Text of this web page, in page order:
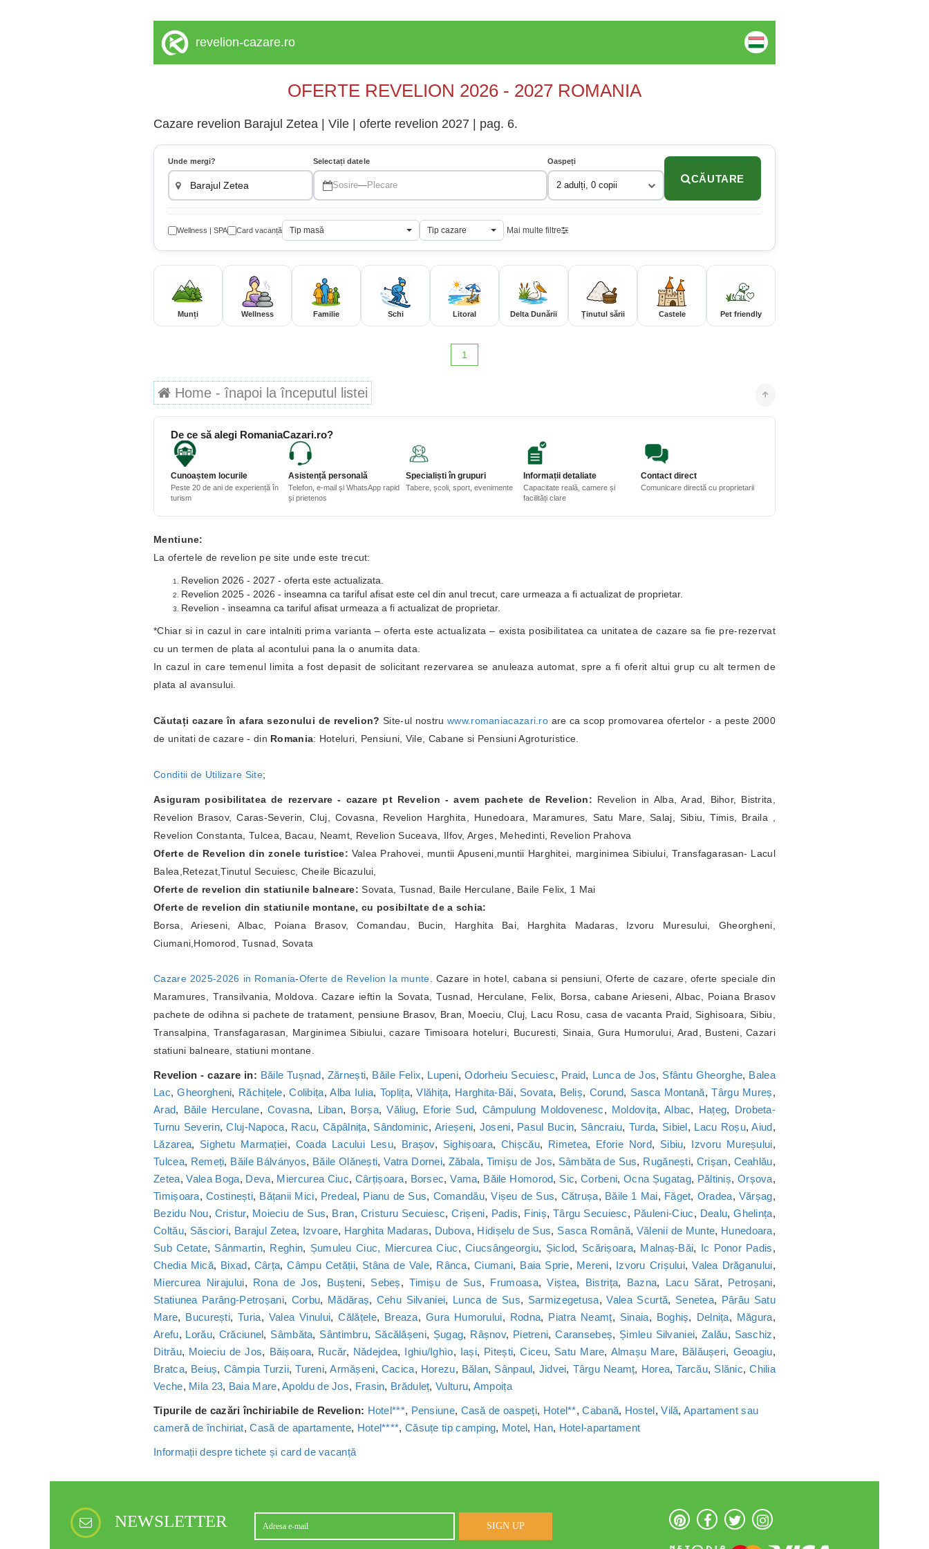
revelion-cazare.ro
OFERTE REVELION 2026 - 2027 ROMANIA
Cazare revelion Barajul Zetea | Vile | oferte revelion 2027 | pag. 6.
Unde mergi? Selectați datele
Sosire—Plecare
Oaspeți
2 adulți, 0 copii
CĂUTARE
Wellness | SPA Card vacanță Tip masă Tip cazare Mai multe filtre
Munți Wellness Familie Schi Litoral Delta Dunării Ținutul sării Castele Pet friendly
1
Home - înapoi la începutul listei
De ce să alegi RomaniaCazari.ro?
Cunoaștem locurile
Peste 20 de ani de experiență în
turism
Asistență personală
Telefon, e-mail și WhatsApp rapid
și prietenos
Specialiști în grupuri
Tabere, școli, sport, evenimente
Informații detaliate
Capacitate reală, camere și
facilități clare
Contact direct
Comunicare directă cu proprietarii
Mentiune:
La ofertele de revelion pe site unde este trecut:
Revelion 2026 - 2027 - oferta este actualizata.
Revelion 2025 - 2026 - inseamna ca tariful afisat este cel din anul trecut, care urmeaza a fi actualizat de proprietar.
Revelion - inseamna ca tariful afisat urmeaza a fi actualizat de proprietar.
*Chiar si in cazul in care intalniti prima varianta – oferta este actualizata – exista posibilitatea ca unitatea de cazare sa fie pre-rezervat
cu un termen de plata al acontului pana la o anumita data.
In cazul in care temenul limita a fost depasit de solicitant rezervarea se anuleaza automat, spre a fi oferit altui grup cu alt termen de
plata al avansului.
Căutați cazare în afara sezonului de revelion?Site-ul nostruwww.romaniacazari.ro are ca scop promovarea ofertelor - a peste 2000
de unitati de cazare - din Romania: Hoteluri, Pensiuni, Vile, Cabane si Pensiuni Agroturistice.
Conditii de Utilizare Site;
Asiguram posibilitatea de rezervare - cazare pt Revelion - avem pachete de Revelion: Revelion in Alba, Arad, Bihor, Bistrita,
Revelion Brasov, Caras-Severin, Cluj, Covasna, Revelion Harghita, Hunedoara, Maramures, Satu Mare, Salaj, Sibiu, Timis, Braila ,
Revelion Constanta, Tulcea, Bacau, Neamt, Revelion Suceava, Ilfov, Arges, Mehedinti, Revelion Prahova
Oferte de Revelion din zonele turistice: Valea Prahovei, muntii Apuseni,muntii Harghitei, marginimea Sibiului, Transfagarasan- Lacul
Balea,Retezat,Tinutul Secuiesc, Cheile Bicazului,
Oferte de revelion din statiunile balneare: Sovata, Tusnad, Baile Herculane, Baile Felix, 1 Mai
Oferte de revelion din statiunile montane, cu posibiltate de a schia:
Borsa, Arieseni, Albac, Poiana Brasov, Comandau, Bucin, Harghita Bai, Harghita Madaras, Izvoru Muresului, Gheorgheni,
Ciumani,Homorod, Tusnad, Sovata
Cazare 2025-2026 in Romania-Oferte de Revelion la munte. Cazare in hotel, cabana si pensiuni, Oferte de cazare, oferte speciale din
Maramures, Transilvania, Moldova. Cazare ieftin la Sovata, Tusnad, Herculane, Felix, Borsa, cabane Arieseni, Albac, Poiana Brasov
pachete de odihna si pachete de tratament, pensiune Brasov, Bran, Moeciu, Cluj, Lacu Rosu, casa de vacanta Praid, Sighisoara, Sibiu,
Transalpina, Transfagarasan, Marginimea Sibiului, cazare Timisoara hoteluri, Bucuresti, Sinaia, Gura Humorului, Arad, Busteni, Cazari
statiuni balneare, statiuni montane.
Revelion - cazare in: Băile Tușnad, Zărnești, Băile Felix, Lupeni,Odorheiu Secuiesc, Praid, Lunca de Jos, Sfântu Gheorghe, Balea
Lac,Gheorgheni, Răchițele,Colibița,Alba Iulia, Toplița,Vlăhița, Harghita-Băi, Sovata, Beliș, Corund, Sasca Montană,Târgu Mureș,
Arad, Băile Herculane,Covasna, Liban, Borșa,Văliug, Eforie Sud, Câmpulung Moldovenesc, Moldovița, Albac, Hațeg, Drobeta-
Turnu Severin,Cluj-Napoca, Racu, Căpâlnița, Sândominic, Arieșeni, Joseni, Pasul Bucin, Sâncraiu, Turda, Sibiel, Lacu Roșu,Aiud,
Lăzarea, Sighetu Marmației, Coada Lacului Lesu, Brașov, Sighișoara, Chișcău, Rimetea, Eforie Nord, Sibiu, Izvoru Mureșului,
Tulcea, Remeți, Băile Bálványos, Băile Olănești,Vatra Dornei, Zăbala, Timișu de Jos, Sâmbăta de Sus, Rugănești, Crișan, Ceahlău,
Zetea,Valea Boga, Deva, Miercurea Ciuc, Cârțișoara, Borsec,Vama, Băile Homorod, Sic,Corbeni, Ocna Șugatag, Păltiniș, Orșova,
Timișoara, Costinești, Bățanii Mici, Predeal, Pianu de Sus, Comandău,Vișeu de Sus, Cătrușa, Băile 1 Mai, Făget, Oradea, Vărșag,
Bezidu Nou, Cristur, Moieciu de Sus, Bran, Cristuru Secuiesc,Crișeni, Padis, Finiș,Târgu Secuiesc, Păuleni-Ciuc, Dealu,Ghelința,
Coltău, Săsciori, Barajul Zetea, Izvoare, Harghita Madaras, Dubova, Hidișelu de Sus, Sasca Română, Vălenii de Munte, Hunedoara,
Sub Cetate, Sânmartin, Reghin, Șumuleu Ciuc, Miercurea Ciuc,Ciucsângeorgiu, Șiclod, Scărișoara, Malnaș-Băi, Ic Ponor Padis,
Chedia Mică, Bixad, Cârța,Câmpu Cetății, Stâna de Vale, Rânca, Ciumani, Baia Sprie, Mereni, Izvoru Crișului,Valea Drăganului,
Miercurea Nirajului, Rona de Jos, Bușteni, Sebeș,Timișu de Sus, Frumoasa,Viștea, Bistrița, Bazna, Lacu Sărat, Petroșani,
Statiunea Parâng-Petroșani, Corbu, Mădăraș, Cehu Silvaniei, Lunca de Sus, Sarmizegetusa,Valea Scurtă, Senetea, Pârâu Satu
Mare, București,Turia, Valea Vinului,Călățele, Breaza, Gura Humorului, Rodna, Piatra Neamț, Sinaia, Boghiș, Delnița, Măgura,
Arefu, Lorău, Crăciunel, Sâmbăta, Sântimbru, Săcălășeni, Șugag, Râșnov, Pietreni,Caransebeș, Șimleu Silvaniei,Zalău, Saschiz,
Ditrău, Moieciu de Jos, Băișoara, Rucăr, Nădejdea, Ighiu/Ighìo, Iași, Pitești,Ciceu, Satu Mare, Almașu Mare, Bălăușeri, Geoagiu,
Bratca, Beiuș, Câmpia Turzii,Tureni,Armășeni, Cacica, Horezu, Bălan, Sânpaul, Jidvei, Târgu Neamț, Horea,Tarcău, Slănic,Chilia
Veche, Mila 23, Baia Mare,Apoldu de Jos, Frasin, Brăduleț,Vulturu, Ampoița
Tipurile de cazări închiriabile de Revelion: Hotel***, Pensiune, Casă de oaspeți, Hotel**,Cabană, Hostel,Vilă,Apartament sau
cameră de închiriat,Casă de apartamente, Hotel****, Căsuțe tip camping, Motel, Han, Hotel-apartament
Informații despre tichete și card de vacanță
NEWSLETTER SIGN UP